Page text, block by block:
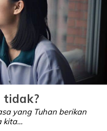
tidak?
yang Tuhan berikan
kita…